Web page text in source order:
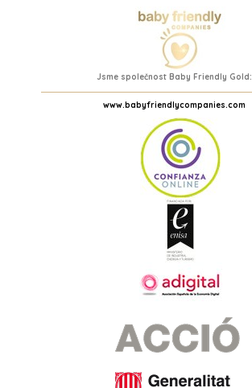
Jsme společnost Baby Friendly Gold:
www.babyfriendlycompanies.com